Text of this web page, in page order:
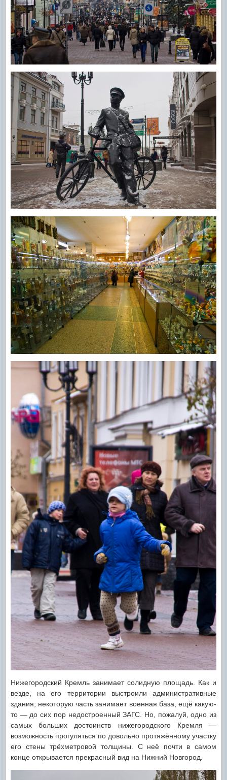
Нижегородский Кремль занимает солидную площадь. Как и
везде, на его территории выстроили административные
здания; некоторую часть занимает военная база, ещё какую-
то — до сих пор недостроенный ЗАГС. Но, пожалуй, одно из
самых больших достоинств нижегородского Кремля —
возможность прогуляться по довольно протяжённому участку
его стены трёхметровой толщины. С неё почти в самом
конце открывается прекрасный вид на Нижний Новгород.